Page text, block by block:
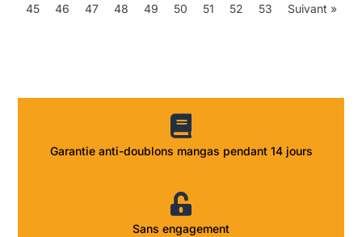
45
46 47 48 49 50 51 52 53 Suivant »
Garantie anti-doublons mangas pendant 14 jours
Sans engagement